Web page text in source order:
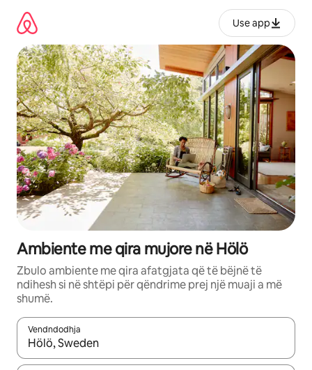
përmbajtja
Use app
Ambiente me qira mujore në Hölö
Zbulo ambiente me qira afatgjata që të bëjnë të
ndihesh si në shtëpi për qëndrime prej një muaji a më
shumë.
Vendndodhja
Kur rezultatet të jenë të disponueshme, lëviz me butonat e